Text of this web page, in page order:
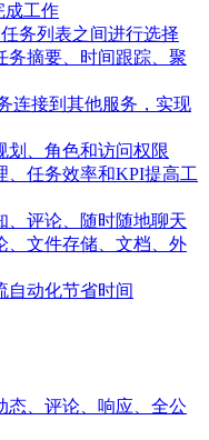
成工作
务列表之间进行选择
务摘要、时间跟踪、聚
连接到其他服务，实现
划、角色和访问权限
、任务效率和KPI提高工
、评论、随时随地聊天
、文件存储、文档、外
自动化节省时间
态、评论、响应、全公